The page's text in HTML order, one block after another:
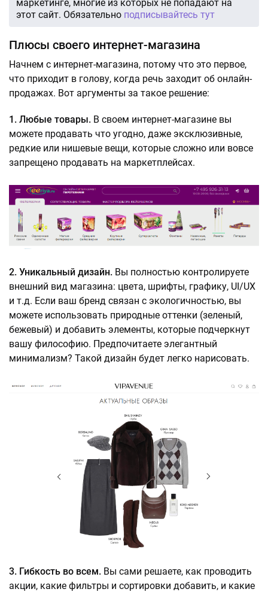
маркетинге, многие из которых не попадают на
этот сайт. Обязательно подписывайтесь тут
Плюсы своего интернет-магазина
Начнем с интернет-магазина, потому что это первое,
что приходит в голову, когда речь заходит об онлайн-
продажах. Вот аргументы за такое решение:
1. Любые товары. В своем интернет-магазине вы
можете продавать что угодно, даже эксклюзивные,
редкие или нишевые вещи, которые сложно или вовсе
запрещено продавать на маркетплейсах.
2. Уникальный дизайн. Вы полностью контролируете
внешний вид магазина: цвета, шрифты, графику, UI/UX
и т.д. Если ваш бренд связан с экологичностью, вы
можете использовать природные оттенки (зеленый,
бежевый) и добавить элементы, которые подчеркнут
вашу философию. Предпочитаете элегантный
минимализм? Такой дизайн будет легко нарисовать.
3. Гибкость во всем. Вы сами решаете, как проводить
акции, какие фильтры и сортировки добавить, и какие